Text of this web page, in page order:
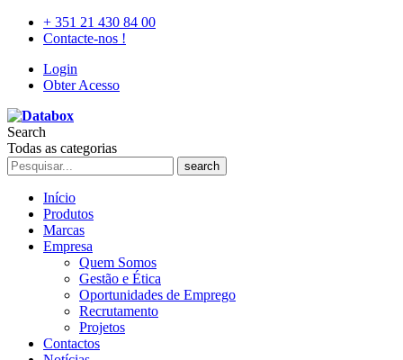
+ 351 21 430 84 00
Contacte-nos !
Login
Obter Acesso
Search
Todas as categorias
search
Início
Produtos
Marcas
Empresa
Quem Somos
Gestão e Ética
Oportunidades de Emprego
Recrutamento
Projetos
Contactos